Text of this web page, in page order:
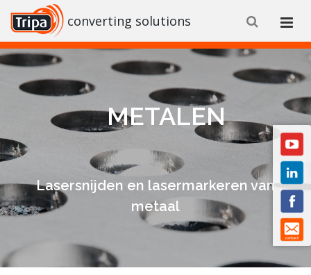
converting solutions
METALEN
Lasersnijden en lasermarkeren van
metaal